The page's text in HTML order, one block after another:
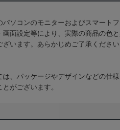
ソコンのモニターおよびスマートフ
画面設定等により、実際の商品の色
います。あらかじめご了承ください
は、パッケージやデザインなどの仕
がございます。